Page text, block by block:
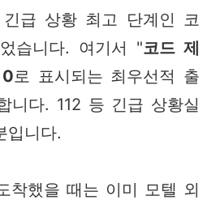
급 상황 최고 단계인 코
습니다. 여기서 "코드 제
로 표시되는 최우선적 출
니다. 112 등 긴급 상황실
입니다.
착했을 때는 이미 모텔 외